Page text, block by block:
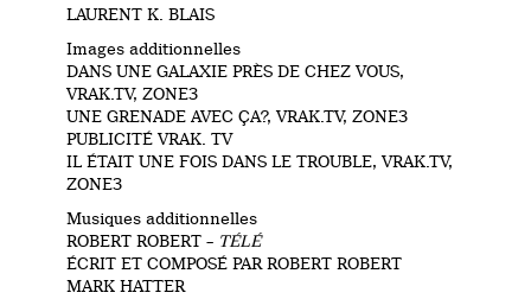
LAURENT K. BLAIS
Images additionnelles
DANS UNE GALAXIE PRÈS DE CHEZ VOUS,
VRAK.TV, ZONE3
UNE GRENADE AVEC ÇA?, VRAK.TV, ZONE3
PUBLICITÉ VRAK. TV
IL ÉTAIT UNE FOIS DANS LE TROUBLE, VRAK.TV,
ZONE3
Musiques additionnelles
ROBERT ROBERT – TÉLÉ
ÉCRIT ET COMPOSÉ PAR ROBERT ROBERT
MARK HATTER